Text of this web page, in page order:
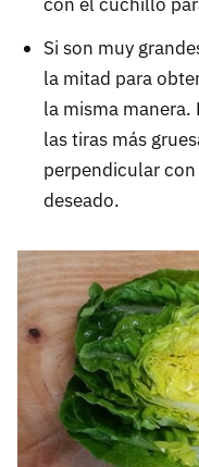
Si son muy
la mitad para
la misma manera.
las tiras más
perpendicular
deseado.